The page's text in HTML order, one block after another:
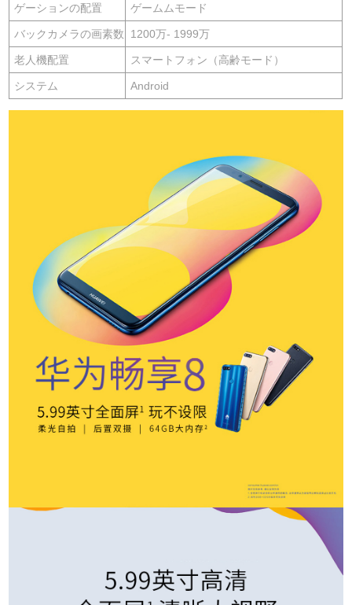
ゲーションの配置 ゲームムモード
バックカメラの画素数 1200万- 1999万
老人機配置 スマートフォン（高齢モード）
システム Android